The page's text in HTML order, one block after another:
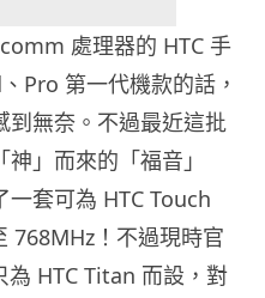
處理器的 HTC 手
Pro 第一代機款的話，
到無奈。不過最近這批
」而來的「福音」
套可為 HTC Touch
768MHz！不過現時官
為 HTC Titan 而設，對